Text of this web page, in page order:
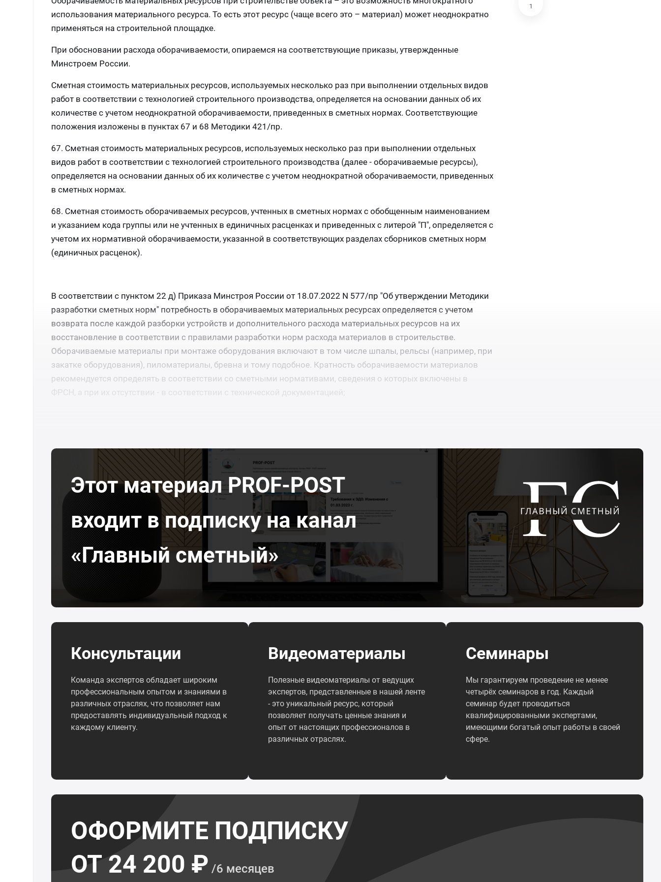
использования материального ресурса. То есть этот ресурс (чаще всего это – материал) может неоднократно
применяться на строительной площадке.
При обосновании расхода оборачиваемости, опираемся на соответствующие приказы, утвержденные
Минстроем России.
Сметная стоимость материальных ресурсов, используемых несколько раз при выполнении отдельных видов
работ в соответствии с технологией строительного производства, определяется на основании данных об их
количестве с учетом неоднократной оборачиваемости, приведенных в сметных нормах. Соответствующие
положения изложены в пунктах 67 и 68 Методики 421/пр.
67. Сметная стоимость материальных ресурсов, используемых несколько раз при выполнении отдельных
видов работ в соответствии с технологией строительного производства (далее - оборачиваемые ресурсы),
определяется на основании данных об их количестве с учетом неоднократной оборачиваемости, приведенных
в сметных нормах.
68. Сметная стоимость оборачиваемых ресурсов, учтенных в сметных нормах с обобщенным наименованием
и указанием кода группы или не учтенных в единичных расценках и приведенных с литерой "П", определяется с
учетом их нормативной оборачиваемости, указанной в соответствующих разделах сборников сметных норм
(единичных расценок).
В соответствии с пунктом 22 д) Приказа Минстроя России от 18.07.2022 N 577/пр "Об утверждении Методики
разработки сметных норм" потребность в оборачиваемых материальных ресурсах определяется с учетом
возврата после каждой разборки устройств и дополнительного расхода материальных ресурсов на их
восстановление в соответствии с правилами разработки норм расхода материалов в строительстве.
Оборачиваемые материалы при монтаже оборудования включают в том числе шпалы, рельсы (например, при
закатке оборудования), пиломатериалы, бревна и тому подобное. Кратность оборачиваемости материалов
рекомендуется определять в соответствии со сметными нормативами, сведения о которых включены в
ФРСН, а при их отсутствии - в соответствии с технической документацией;
1
Этот материал PROF-POST
входит в подписку на канал
«Главный сметный»
Консультации
Команда экспертов обладает широким
профессиональным опытом и знаниями в
различных отраслях, что позволяет нам
предоставлять индивидуальный подход к
каждому клиенту.
Видеоматериалы
Полезные видеоматериалы от ведущих
экспертов, представленные в нашей ленте
- это уникальный ресурс, который
позволяет получать ценные знания и
опыт от настоящих профессионалов в
различных отраслях.
Семинары
Мы гарантируем проведение не менее
четырёх семинаров в год. Каждый
семинар будет проводиться
квалифицированными экспертами,
имеющими богатый опыт работы в своей
сфере.
ОФОРМИТЕ ПОДПИСКУ
ОТ 24 200 ₽ /6 месяцев